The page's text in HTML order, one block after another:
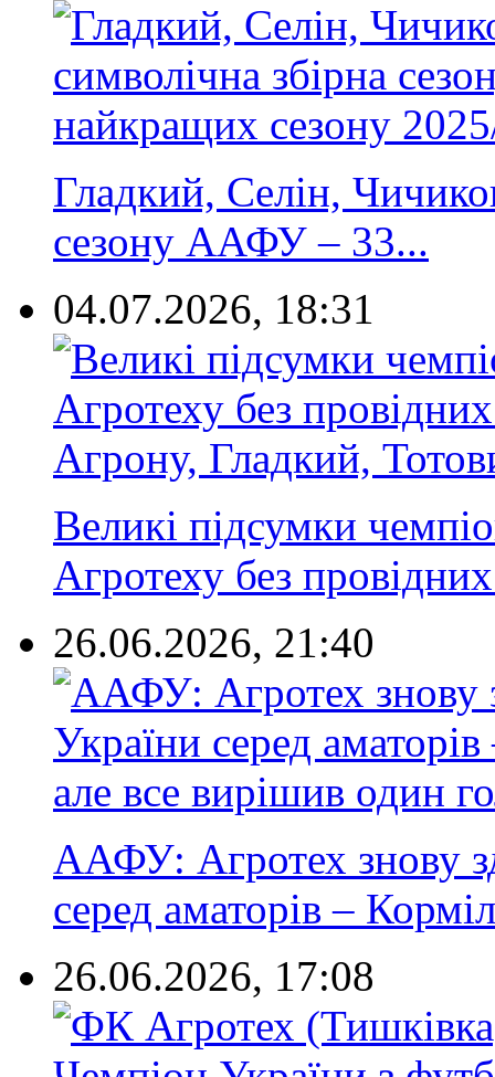
Гладкий, Селін,
сезону ААФУ – 33...
04.07.2026, 18:31
Великі підсумки
Агротеху без
26.06.2026, 21:40
ААФУ: Агротех знову
серед аматорів –
26.06.2026, 17:08